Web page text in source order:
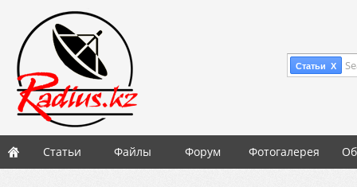
Статьи X
Статьи Файлы Форум Фотогалерея